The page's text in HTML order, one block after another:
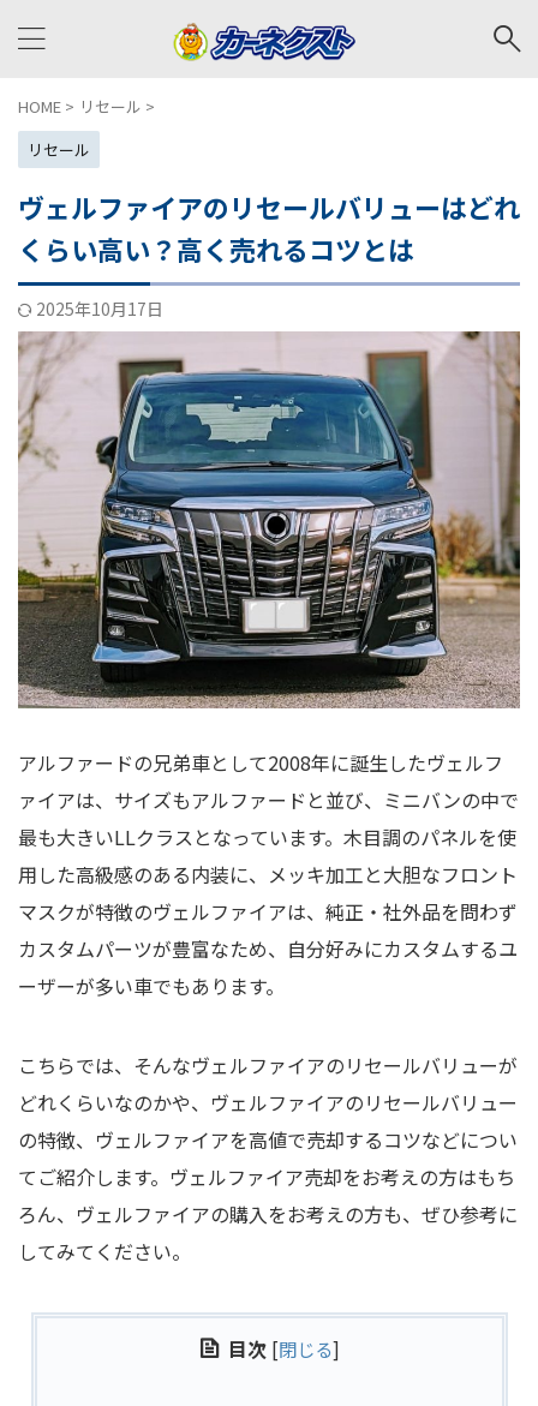
HOME > リセール >
リセール
ヴェルファイアのリセールバリューはどれ
くらい高い？高く売れるコツとは
2025年10月17日
アルファードの兄弟車として2008年に誕生したヴェルフ
ァイアは、サイズもアルファードと並び、ミニバンの中で
最も大きいLLクラスとなっています。木目調のパネルを使
用した高級感のある内装に、メッキ加工と大胆なフロント
マスクが特徴のヴェルファイアは、純正・社外品を問わず
カスタムパーツが豊富なため、自分好みにカスタムするユ
ーザーが多い車でもあります。
こちらでは、そんなヴェルファイアのリセールバリューが
どれくらいなのかや、ヴェルファイアのリセールバリュー
の特徴、ヴェルファイアを高値で売却するコツなどについ
てご紹介します。ヴェルファイア売却をお考えの方はもち
ろん、ヴェルファイアの購入をお考えの方も、ぜひ参考に
してみてください。
目次 [閉じる]